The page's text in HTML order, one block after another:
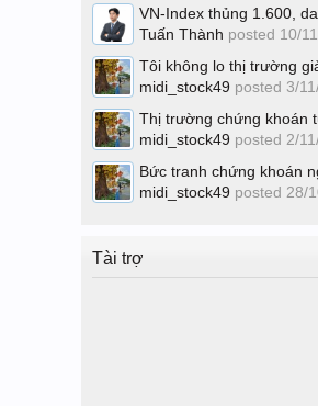
VN-Index thủng 1.600,
Tuấn Thành posted 10/
Tôi không lo thị trường
midi_stock49 posted 3/
Thị trường chứng khoán
midi_stock49 posted 2/
Bức tranh chứng khoán
midi_stock49 posted 28/
Tài trợ